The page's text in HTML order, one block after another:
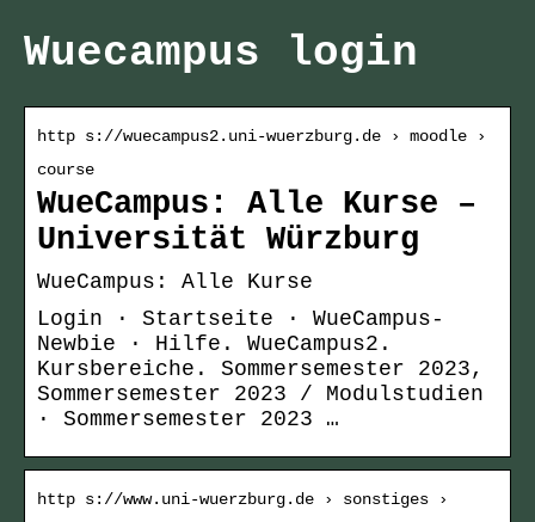
Wuecampus login
http s://wuecampus2.uni-wuerzburg.de › moodle ›
course
WueCampus: Alle Kurse –
Universität Würzburg
WueCampus: Alle Kurse
Login · Startseite · WueCampus-
Newbie · Hilfe. WueCampus2.
Kursbereiche. Sommersemester 2023,
Sommersemester 2023 / Modulstudien
· Sommersemester 2023 …
http s://www.uni-wuerzburg.de › sonstiges ›